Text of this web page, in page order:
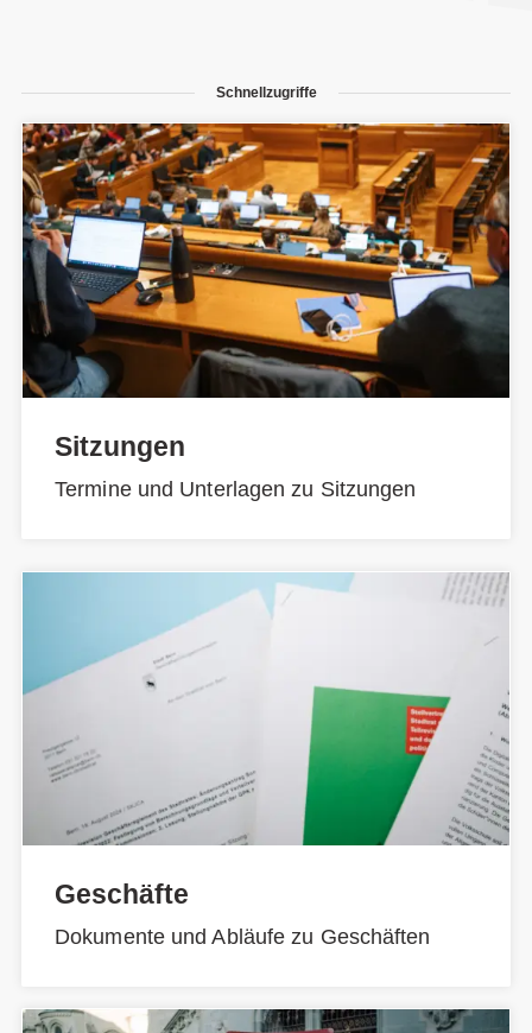
Schnellzugriffe
Sitzungen
Termine und Unterlagen zu Sitzungen
Geschäfte
Dokumente und Abläufe zu Geschäften